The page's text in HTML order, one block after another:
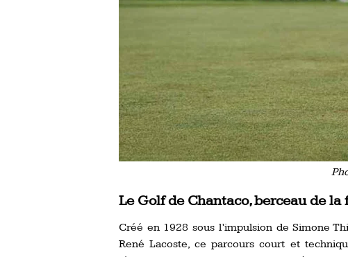
Le Golf de Chantaco, berceau de
Créé en 1928 sous l’impulsion de Simone
René Lacoste, ce parcours court et